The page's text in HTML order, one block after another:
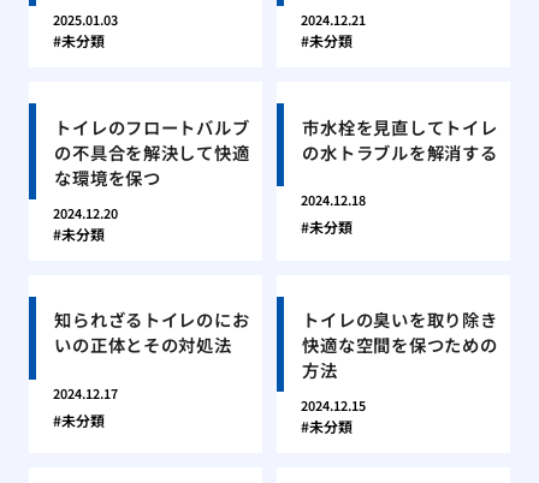
2025.01.03
未分類
2024.12.21
未分類
トイレのフロートバルブ
の不具合を解決して快適
な環境を保つ
2024.12.20
未分類
市水栓を見直してトイレ
の水トラブルを解消する
2024.12.18
未分類
知られざるトイレのにお
いの正体とその対処法
2024.12.17
未分類
トイレの臭いを取り除き
快適な空間を保つための
方法
2024.12.15
未分類